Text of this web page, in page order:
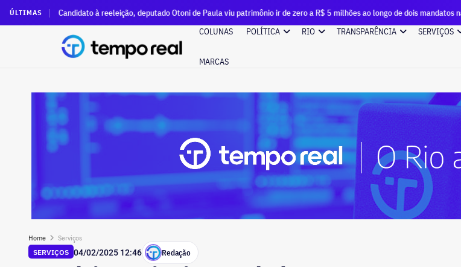
ÚLTIMAS
Candidato à reeleição, deputado Otoni de Paula viu patrimônio ir de zero a R$ 5 milhões ao longo de dois mandatos na Câmara
COLUNAS
POLÍTICA RIO TRANSPARÊNCIA SERVIÇOS
MARCAS
Home
Serviços
SERVIÇOS 04/02/2025 12:46 Redação